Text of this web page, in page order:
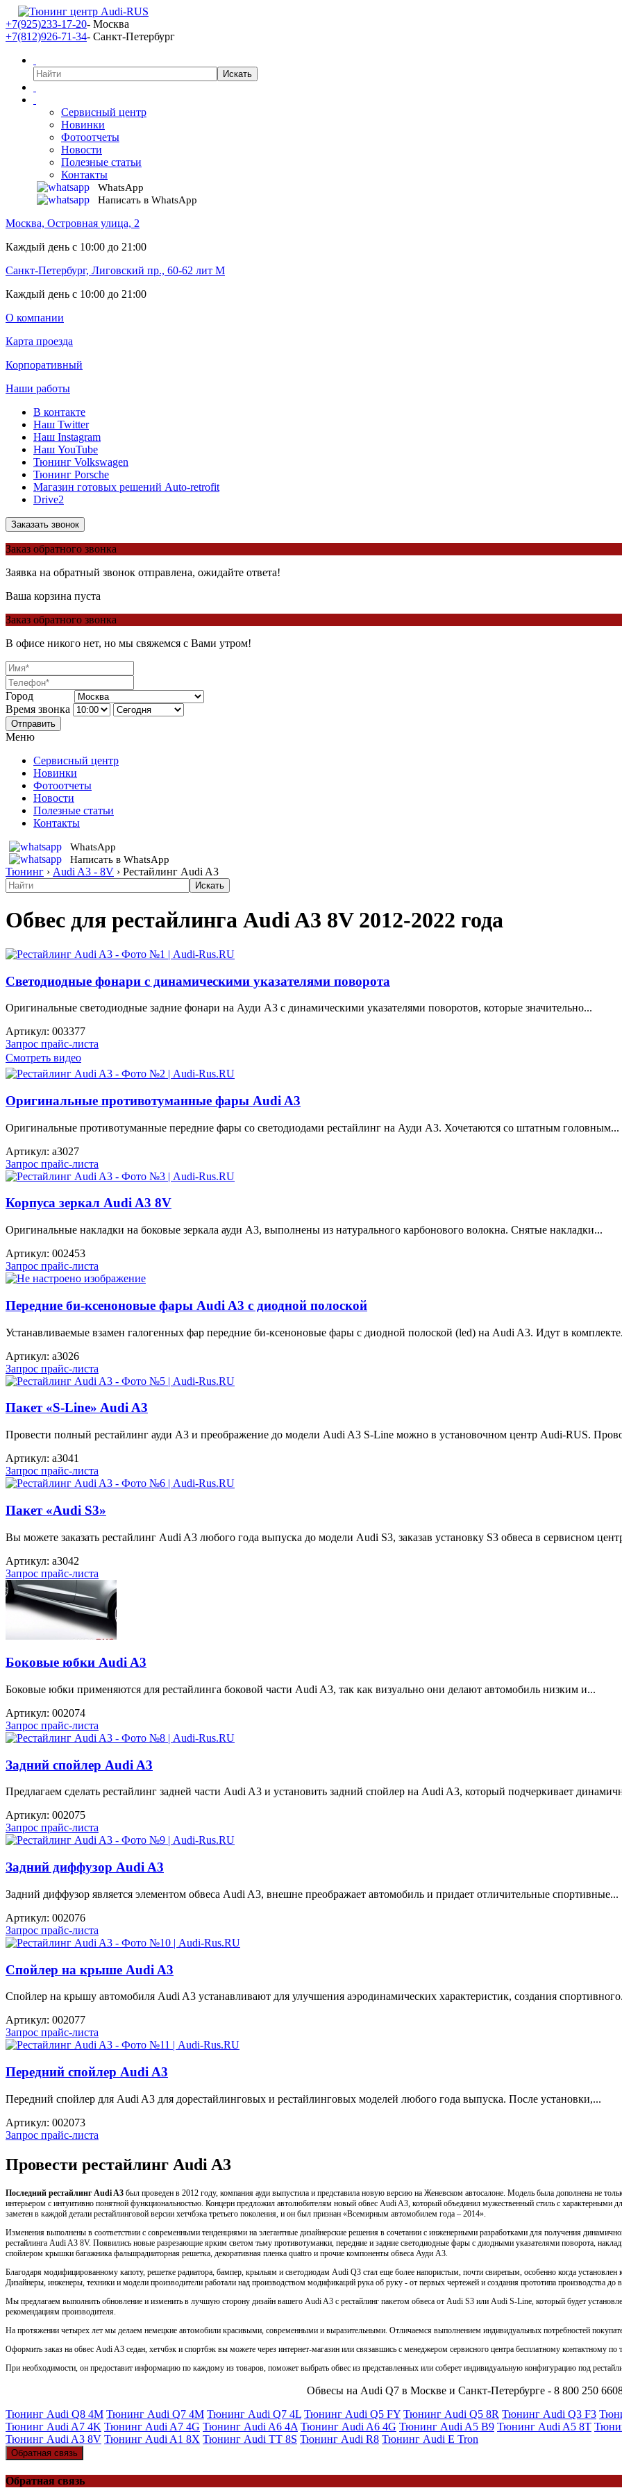
+7(925)233-17-20- Москва
+7(812)926-71-34- Санкт-Петербург
Сервисный центр
Новинки
Фотоотчеты
Новости
Полезные статьи
Контакты
WhatsApp
Написать в WhatsApp
Москва, Островная улица, 2
Каждый день с 10:00 до 21:00
Санкт-Петербург, Лиговский пр., 60-62 лит М
Каждый день с 10:00 до 21:00
О компании
Карта проезда
Корпоративный
Наши работы
В контакте
Наш Twitter
Наш Instagram
Наш YouTube
Тюнинг Volkswagen
Тюнинг Porsche
Магазин готовых решений Auto-retrofit
Drive2
Заказать звонок
Заказ обратного звонка
Заявка на обратный звонок отправлена, ожидайте ответа!
Ваша корзина пуста
Заказ обратного звонка
В офисе никого нет, но мы свяжемся с Вами утром!
Город
Время звонка
Отправить
Меню
Сервисный центр
Новинки
Фотоотчеты
Новости
Полезные статьи
Контакты
WhatsApp
Написать в WhatsApp
Тюнинг › Audi A3 - 8V › Рестайлинг Audi A3
Обвес для рестайлинга Audi A3 8V 2012-2022 года
Светодиодные фонари с динамическими указателями поворота
Оригинальные светодиодные задние фонари на Ауди A3 с динамическими указателями поворотов, которые значительно...
Артикул: 003377
Запрос прайс-листа
Смотреть видео
Оригинальные противотуманные фары Audi A3
Оригинальные противотуманные передние фары со светодиодами рестайлинг на Ауди А3. Хочетаются со штатным головным...
Артикул: a3027
Запрос прайс-листа
Корпуса зеркал Audi A3 8V
Оригинальные накладки на боковые зеркала ауди А3, выполнены из натурального карбонового волокна. Снятые накладки...
Артикул: 002453
Запрос прайс-листа
Передние би-ксеноновые фары Audi A3 с диодной полоской
Устанавливаемые взамен галогенных фар передние би-ксеноновые фары с диодной полоской (led) на Audi A3. Идут в
Артикул: a3026
Запрос прайс-листа
Пакет «S-Line» Audi A3
Провести полный рестайлинг ауди А3 и преображение до модели Audi A3 S-Line можно в установочном центр Audi-RUS.
Артикул: a3041
Запрос прайс-листа
Пакет «Audi S3»
Вы можете заказать рестайлинг Audi A3 любого года выпуска до модели Audi S3, заказав установку S3 обвеса в сервисном
Артикул: a3042
Запрос прайс-листа
Боковые юбки Audi A3
Боковые юбки применяются для рестайлинга боковой части Audi A3, так как визуально они делают автомобиль низким и...
Артикул: 002074
Запрос прайс-листа
Задний спойлер Audi A3
Предлагаем сделать рестайлинг задней части Audi A3 и установить задний спойлер на Audi A3, который подчеркивает
Артикул: 002075
Запрос прайс-листа
Задний диффузор Audi A3
Задний диффузор является элементом обвеса Audi A3, внешне преображает автомобиль и придает отличительные спортивные...
Артикул: 002076
Запрос прайс-листа
Спойлер на крыше Audi A3
Спойлер на крышу автомобиля Audi A3 устанавливают для улучшения аэродинамических характеристик, создания
Артикул: 002077
Запрос прайс-листа
Передний спойлер Audi A3
Передний спойлер для Audi A3 для дорестайлинговых и рестайлинговых моделей любого года выпуска. После установки,...
Артикул: 002073
Запрос прайс-листа
Провести рестайлинг Audi A3
Последний рестайлинг Audi A3 был проведен в 2012 году, компания ауди выпустила и представила новую версию на Женевском автосалоне. Модель была дополнена не
интерьером с интуитивно понятной функциональностью. Концерн предложил автолюбителям новый обвес Audi A3, который объединил мужественный стиль с
заметен в каждой детали рестайлинговой версии хетчбэка третьего поколения, и он был признан «Всемирным автомобилем года – 2014».
Изменения выполнены в соответствии с современными тенденциями на элегантные дизайнерские решения в сочетании с инженерными разработками для получения
рестайлинга Audi A3 8V. Появились новые разрезающие ярким светом тьму противотуманки, передние и задние светодиодные фары с диодными указателями поворота,
спойлером крышки багажника фальшрадиаторная решетка, декоративная пленка quattro и прочие компоненты обвеса Ауди А3.
Благодаря модифицированному капоту, решетке радиатора, бампер, крыльям и светодиодам Audi Q3 стал еще более напористым, почти свирепым, особенно когда
Дизайнеры, инженеры, техники и модели производители работали над производством модификаций рука об руку - от первых чертежей и создания прототипа производства до
Мы предлагаем выполнить обновление и изменить в лучшую сторону дизайн вашего Audi A3 с рестайлинг пакетом обвеса от Audi S3 или Audi S-Line, который будет
рекомендациям производителя.
На протяжении четырех лет мы делаем немецкие автомобили красивыми, современными и выразительными. Отличаемся выполнением индивидуальных потребностей
Оформить заказ на обвес Audi A3 седан, хетчбэк и спортбэк вы можете через интернет-магазин или связавшись с менеджером сервисного центра бесплатному контактному по
При необходимости, он предоставит информацию по каждому из товаров, поможет выбрать обвес из представленных или соберет индивидуальную конфигурацию под
Обвесы на Audi Q7 в Москве и Санкт-Петербурге - 8 800 250
Тюнинг Audi Q8 4M Тюнинг Audi Q7 4M Тюнинг Audi Q7 4L Тюнинг Audi Q5 FY Тюнинг Audi Q5 8R Тюнинг Audi Q3 F3
Тюнинг Audi A7 4K Тюнинг Audi A7 4G Тюнинг Audi A6 4A Тюнинг Audi A6 4G Тюнинг Audi A5 B9 Тюнинг Audi A5 8T
Тюнинг Audi A3 8V Тюнинг Audi A1 8X Тюнинг Audi TT 8S Тюнинг Audi R8 Тюнинг Audi E Tron
Обратная связь
Обратная связь